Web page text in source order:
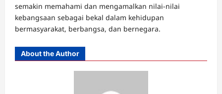
semakin memahami dan mengamalkan nilai-nilai
kebangsaan sebagai bekal dalam kehidupan
bermasyarakat, berbangsa, dan bernegara.
About the Author